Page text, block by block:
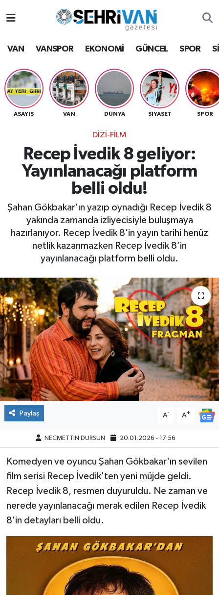
VAN VANSPOR EKONOMİ GÜNCEL SPOR
ASAYİŞ VAN DÜNYA SİYASET SPOR
DİZİ-FİLM
Recep İvedik 8 geliyor:
Yayınlanacağı platform
belli oldu!
Şahan Gökbakar'ın yazıp oynadığı Recep İvedik 8
yakında zamanda izliyecisiyle buluşmaya
hazırlanıyor. Recep İvedik 8’in yayın tarihi henüz
netlik kazanmazken Recep İvedik 8’in
yayınlanacağı platform belli oldu.
Paylaş A- A+
NECMETTİN DURSUN 20.01.2026 - 17:56
Komedyen ve oyuncu Şahan Gökbakar'ın sevilen
film serisi Recep İvedik'ten yeni müjde geldi.
Recep İvedik 8, resmen duyuruldu. Ne zaman ve
nerede yayınlanacağı merak edilen Recep İvedik
8'in detayları belli oldu.
Van Hava Durumu
VAN Namaz Vakitleri
Van Trafik Yoğunluk Haritası
Süper Lig Puan Durumu ve Fikstür
Tüm Manşetler
Son Dakika Haberleri
Haber Arşivi